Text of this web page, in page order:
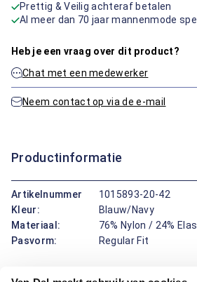
Prettig & Veilig achteraf betalen
Al meer dan 70 jaar mannenmode
Heb je een vraag over dit product?
Chat met een medewerker
Neem contact op via de e-mail
Productinformatie
Artikelnummer
1015893-20-42
Kleur:
Blauw/Navy
Materiaal:
76% Nylon / 24%
Pasvorm:
Regular Fit
Dit overhemd van Bartlett Dress is